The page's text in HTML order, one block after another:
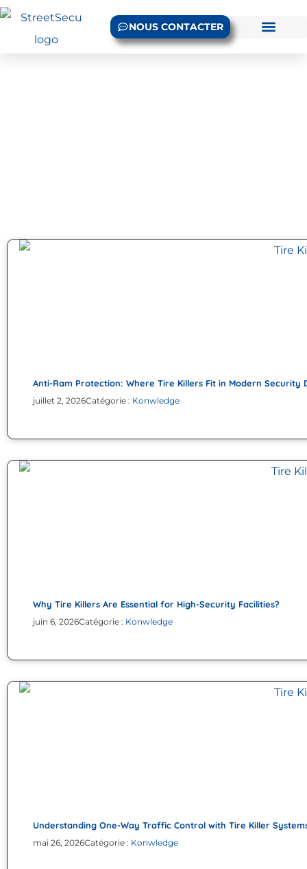
NOUS CONTACTER
Anti-Ram Protection: Where Tire Killers Fit in Modern Security
juillet 2, 2026Catégorie : Konwledge
Why Tire Killers Are Essential for High-Security Facilities?
juin 6, 2026Catégorie : Konwledge
Understanding One-Way Traffic Control with Tire Killer
mai 26, 2026Catégorie : Konwledge